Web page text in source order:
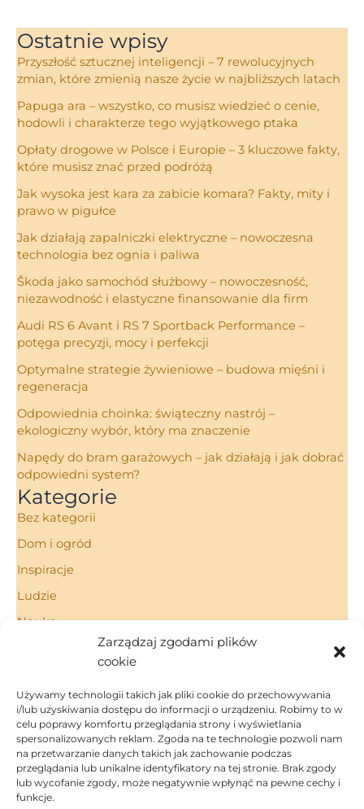
Zarządzaj zgodami plików
cookie
Używamy technologii takich jak pliki cookie do przechowywania
i/lub uzyskiwania dostępu do informacji o urządzeniu. Robimy to w
celu poprawy komfortu przeglądania strony i wyświetlania
spersonalizowanych reklam. Zgoda na te technologie pozwoli nam
na przetwarzanie danych takich jak zachowanie podczas
przeglądania lub unikalne identyfikatory na tej stronie. Brak zgody
lub wycofanie zgody, może negatywnie wpłynąć na pewne cechy i
funkcje.
Ostatnie wpisy
Przyszłość sztucznej inteligencji – 7 rewolucyjnych
zmian, które zmienią nasze życie w najbliższych latach
Papuga ara – wszystko, co musisz wiedzieć o cenie,
hodowli i charakterze tego wyjątkowego ptaka
Opłaty drogowe w Polsce i Europie – 3 kluczowe fakty,
które musisz znać przed podróżą
Jak wysoka jest kara za zabicie komara? Fakty, mity i
prawo w pigułce
Jak działają zapalniczki elektryczne – nowoczesna
technologia bez ognia i paliwa
Škoda jako samochód służbowy – nowoczesność,
niezawodność i elastyczne finansowanie dla firm
Audi RS 6 Avant i RS 7 Sportback Performance –
potęga precyzji, mocy i perfekcji
Optymalne strategie żywieniowe – budowa mięśni i
regeneracja
Odpowiednia choinka: świąteczny nastrój –
ekologiczny wybór, który ma znaczenie
Napędy do bram garażowych – jak działają i jak dobrać
odpowiedni system?
Kategorie
Bez kategorii
Dom i ogród
Inspiracje
Ludzie
Nauka
Strona Główna
Regulamin
Polityka Prywatności
Polityka Cookies